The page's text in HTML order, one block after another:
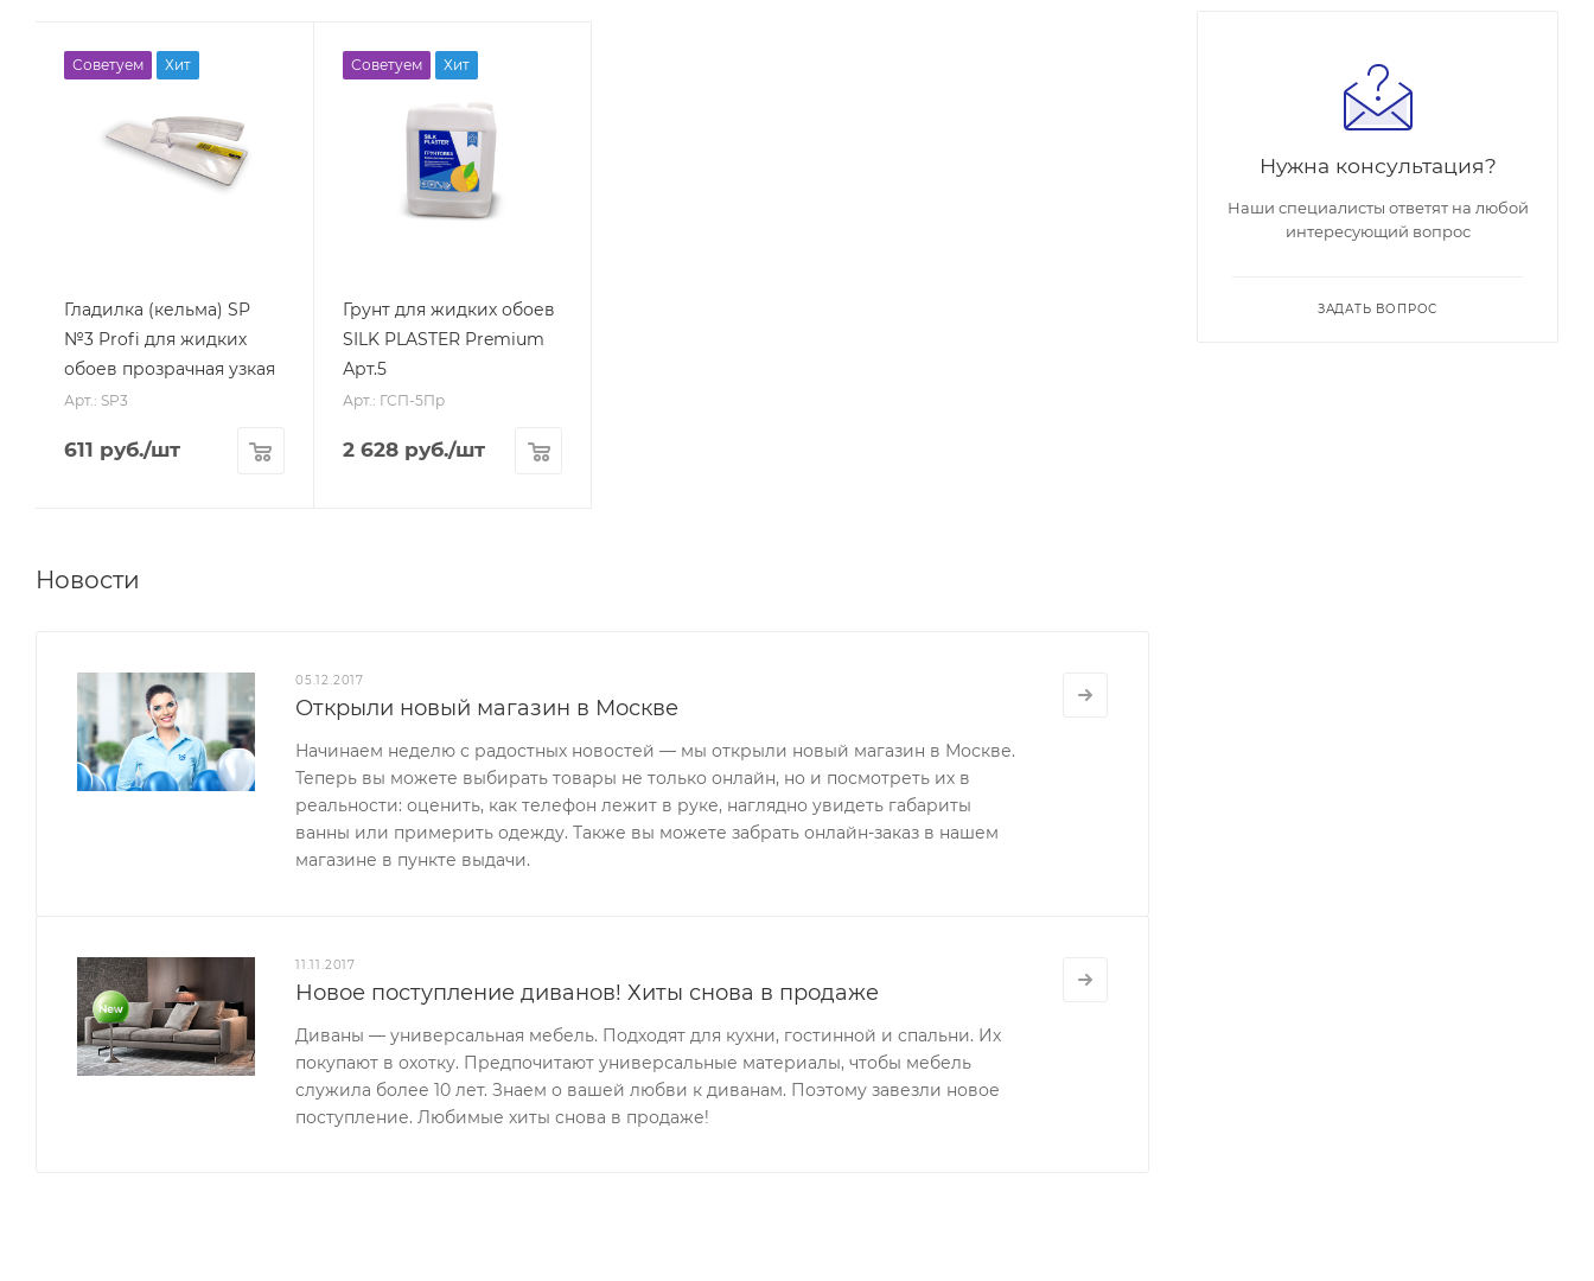
Советуем Хит
Гладилка (кельма) SP
№3 Profi для жидких
обоев прозрачная узкая
Арт.: SP3
611 руб./шт
Советуем Хит
Грунт для жидких обоев
SILK PLASTER Premium
Арт.5
Арт.: ГСП-5Пр
2 628руб./шт
Новости
05.12.2017
Открыли новый магазин в Москве
Начинаем неделю с радостных новостей — мы открыли новый магазин в Москве.
Теперь вы можете выбирать товары не только онлайн, но и посмотреть их в
реальности: оценить, как телефон лежит в руке, наглядно увидеть габариты
ванны или примерить одежду. Также вы можете забрать онлайн-заказ в нашем
магазине в пункте выдачи.
11.11.2017
Новое поступление диванов! Хиты снова в продаже
Диваны — универсальная мебель. Подходят для кухни, гостинной и спальни. Их
покупают в охотку. Предпочитают универсальные материалы, чтобы мебель
служила более 10 лет. Знаем о вашей любви к диванам. Поэтому завезли новое
поступление. Любимые хиты снова в продаже!
Нужна консультация?
Наши специалисты ответят на любой
интересующий вопрос
ЗАДАТЬ ВОПРОС